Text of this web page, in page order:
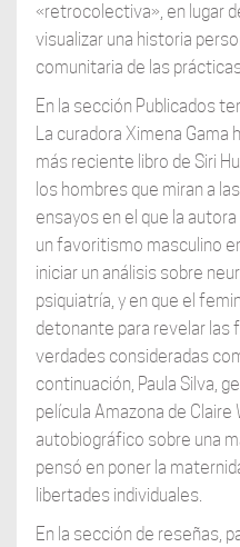
«retrocolectiva», en lugar
visualizar una historia
comunitaria de las
En la sección Publicados
La curadora Ximena Gama
más reciente libro de Siri
los hombres que miran a
ensayos en el que la
un favoritismo masculino
iniciar un análisis sobre
psiquiatría, y en que el
detonante para revelar las
verdades consideradas
continuación, Paula Silva,
película Amazona de
autobiográfico sobre una
pensó en poner la
libertades individuales.
En la sección de reseñas,